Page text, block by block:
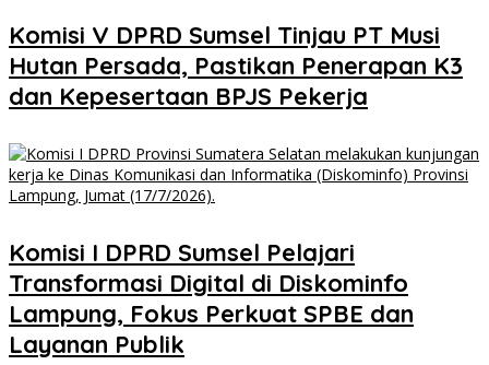
Komisi V DPRD Sumsel Tinjau PT Musi
Hutan Persada, Pastikan Penerapan K3
dan Kepesertaan BPJS Pekerja
Komisi I DPRD Sumsel Pelajari
Transformasi Digital di Diskominfo
Lampung, Fokus Perkuat SPBE dan
Layanan Publik